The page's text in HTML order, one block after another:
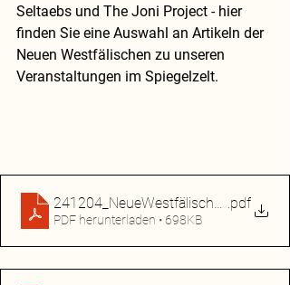
Seltaebs und The Joni Project - hier
finden Sie eine Auswahl an Artikeln der
Neuen Westfälischen zu unseren
Veranstaltungen im Spiegelzelt.
.pdf
PDF herunterladen • 698KB